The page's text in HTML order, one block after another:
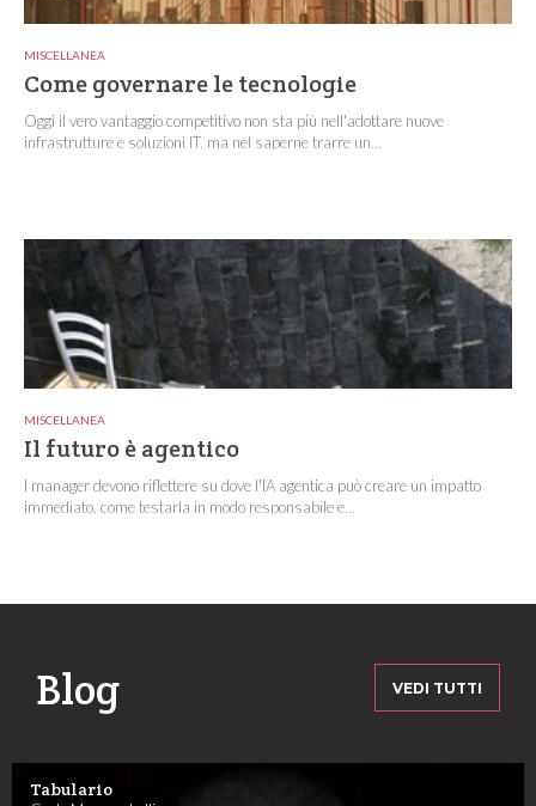
MISCELLANEA
Come governare le tecnologie
Oggi il vero vantaggio competitivo non sta più nell'adottare nuove
infrastrutture e soluzioni IT, ma nel saperne trarre un...
MISCELLANEA
Il futuro è agentico
I manager devono riflettere su dove l'IA agentica può creare un impatto
immediato, come testarla in modo responsabile e...
Blog VEDI TUTTI
Tabulario